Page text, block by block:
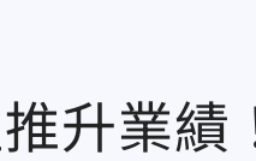
升業績